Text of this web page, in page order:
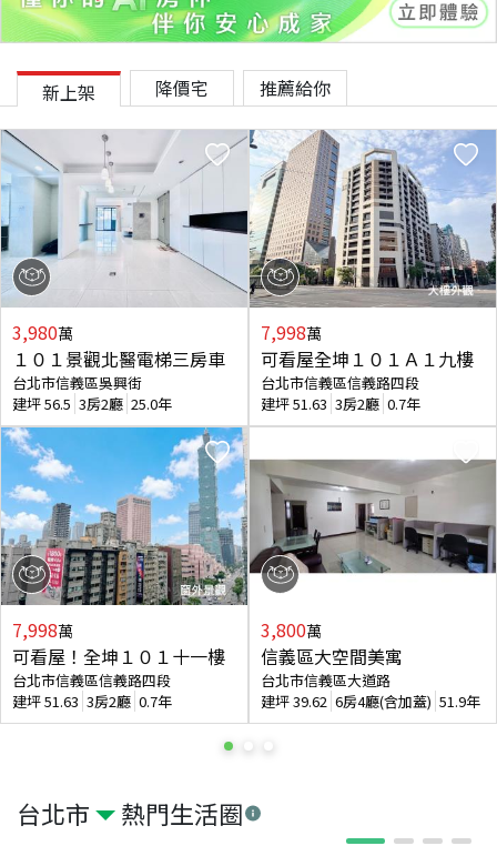
台北市 熱門生活圈
新上架 降價宅 推薦給你
3,980萬
１０１景觀北醫電梯三房車
台北市信義區吳興街
建坪56.5 3房2廳 25.0年
7,998萬
可看屋！全坤１０１十一樓
台北市信義區信義路四段
建坪51.63 3房2廳 0.7年
7,998萬
可看屋全坤１０１Ａ１九樓
台北市信義區信義路四段
建坪51.63 3房2廳 0.7年
3,800萬
信義區大空間美寓
台北市信義區大道路
建坪39.62 6房4廳(含加蓋) 51.9年